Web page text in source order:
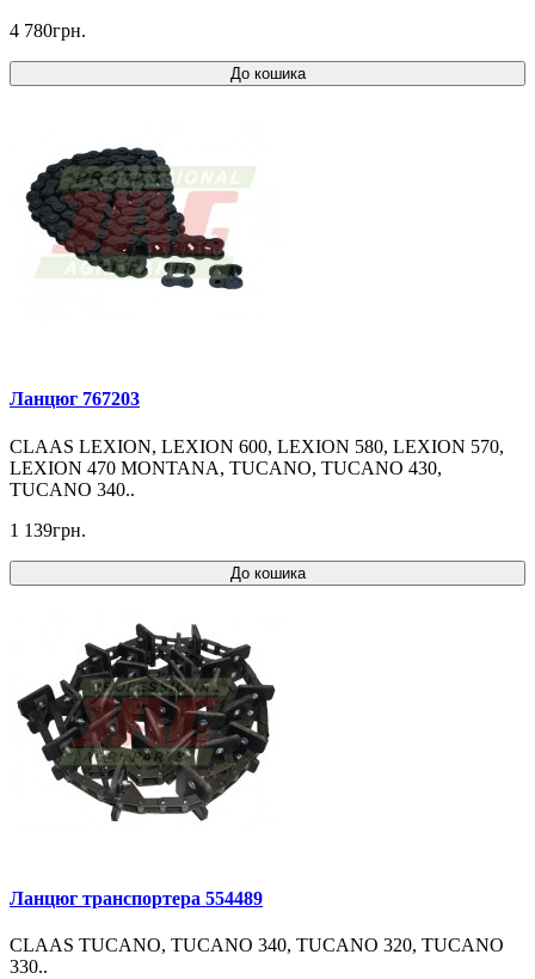
4 780грн.
До кошика
Ланцюг 767203
CLAAS LEXION, LEXION 600, LEXION 580, LEXION 570,
LEXION 470 MONTANA, TUCANO, TUCANO 430,
TUCANO 340..
1 139грн.
До кошика
Ланцюг транспортера 554489
CLAAS TUCANO, TUCANO 340, TUCANO 320, TUCANO
330..